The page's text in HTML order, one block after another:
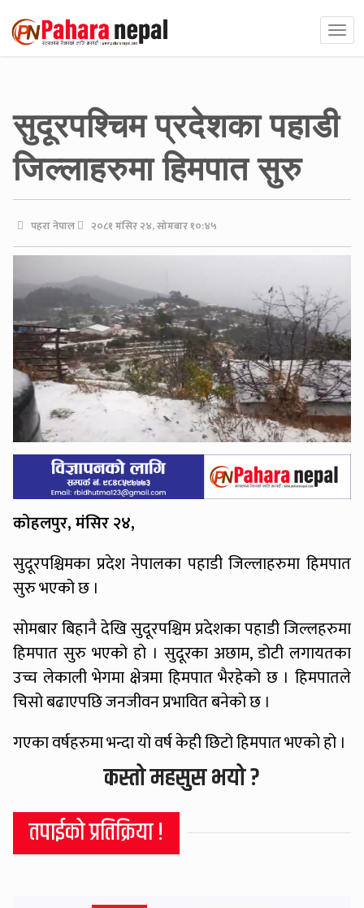
सुदूरपश्चिम प्रदेशका पहाडी
जिल्लाहरुमा हिमपात सुरु
पहरा नेपाल २०८१ मंसिर २४, सोमबार १०:४५
कोहलपुर, मंसिर २४,
सुदूरपश्चिमका प्रदेश नेपालका पहाडी जिल्लाहरुमा हिमपात
सुरु भएको छ ।
सोमबार बिहानै देखि सुदूरपश्चिम प्रदेशका पहाडी जिल्लहरुमा
हिमपात सुरु भएको हो । सुदूरका अछाम, डोटी लगायतका
उच्च लेकाली भेगमा क्षेत्रमा हिमपात भैरहेको छ । हिमपातले
चिसो बढाएपछि जनजीवन प्रभावित बनेको छ ।
गएका वर्षहरुमा भन्दा यो वर्ष केही छिटो हिमपात भएको हो ।
कस्तो महसुस भयो ?
तपाईको प्रतिक्रिया !